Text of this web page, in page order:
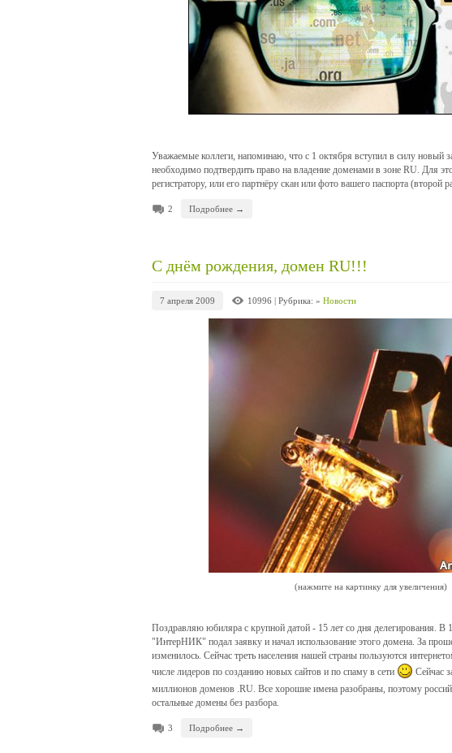
Уважаемые коллеги, напоминаю, что с 1 октября вступил в силу новый
необходимо подтвердить право на владение доменами в зоне RU. Для
регистратору, или его партнёру скан или фото вашего паспорта (второй
2 Подробнее →
С днём рождения, домен RU!!!
7 апреля 2009 10996 | Рубрика: » Новости
(нажмите на картинку для увеличения)
Поздравляю юбиляра с крупной датой - 15 лет со дня делегирования.
"ИнтерНИК" подал заявку и начал использование этого домена. За
изменилось. Сейчас треть населения нашей страны пользуются
числе лидеров по созданию новых сайтов и по спаму в сети
Сейчас
миллионов доменов .RU. Все хорошие имена разобраны, поэтому
остальные домены без разбора.
3 Подробнее →